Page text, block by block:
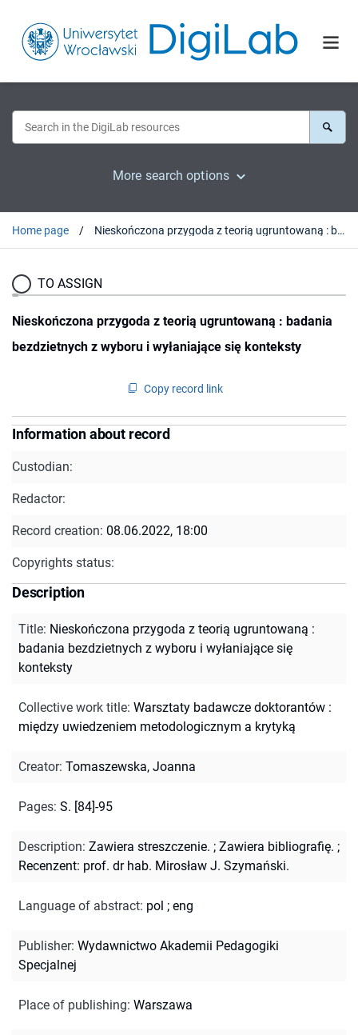
More search options
Home page Nieskończona przygoda z teorią ugruntowaną : badania bezdzietnych z wyboru i wyłaniające się konteksty
TO ASSIGN
Nieskończona przygoda z teorią ugruntowaną : badania
bezdzietnych z wyboru i wyłaniające się konteksty
Copy record link
Information about record
Custodian:
Redactor:
Record creation: 08.06.2022, 18:00
Copyrights status:
Description
Title: Nieskończona przygoda z teorią ugruntowaną :
badania bezdzietnych z wyboru i wyłaniające się
konteksty
Collective work title: Warsztaty badawcze doktorantów :
między uwiedzeniem metodologicznym a krytyką
Creator: Tomaszewska, Joanna
Pages: S. [84]-95
Description: Zawiera streszczenie. ; Zawiera bibliografię. ;
Recenzent: prof. dr hab. Mirosław J. Szymański.
Language of abstract: pol ; eng
Publisher: Wydawnictwo Akademii Pedagogiki
Specjalnej
Place of publishing: Warszawa